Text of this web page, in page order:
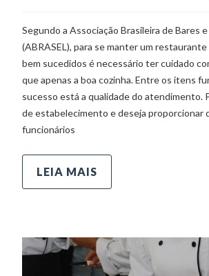
Segundo a Associação Brasileira de Bares
(ABRASEL), para se manter um
bem sucedidos é necessário ter cuidado
que apenas a boa cozinha. Entre os itens
sucesso está a qualidade do atendimento.
de estabelecimento e deseja proporcionar
funcionários
LEIA MAIS